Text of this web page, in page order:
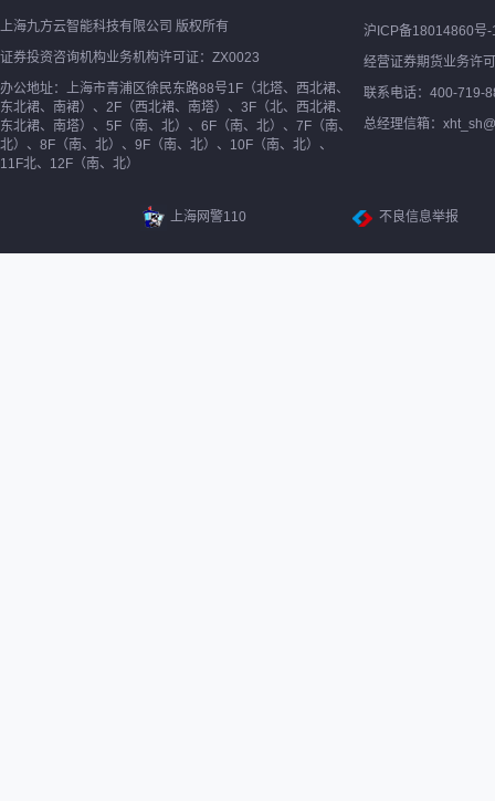
上海九方云智能科技有限公司 版权所有
证券投资咨询机构业务机构许可证：ZX0023
办公地址：上海市青浦区徐民东路88号1F（北塔、西北裙、
东北裙、南裙）、2F（西北裙、南塔）、3F（北、西北裙、
东北裙、南塔）、5F（南、北）、6F（南、北）、7F（南、
北）、8F（南、北）、9F（南、北）、10F（南、北）、
11F北、12F（南、北）
沪ICP备18014860号-
经营证券期货业务许
联系电话：400-719-
总经理信箱：
上海网警110 不良信息举报